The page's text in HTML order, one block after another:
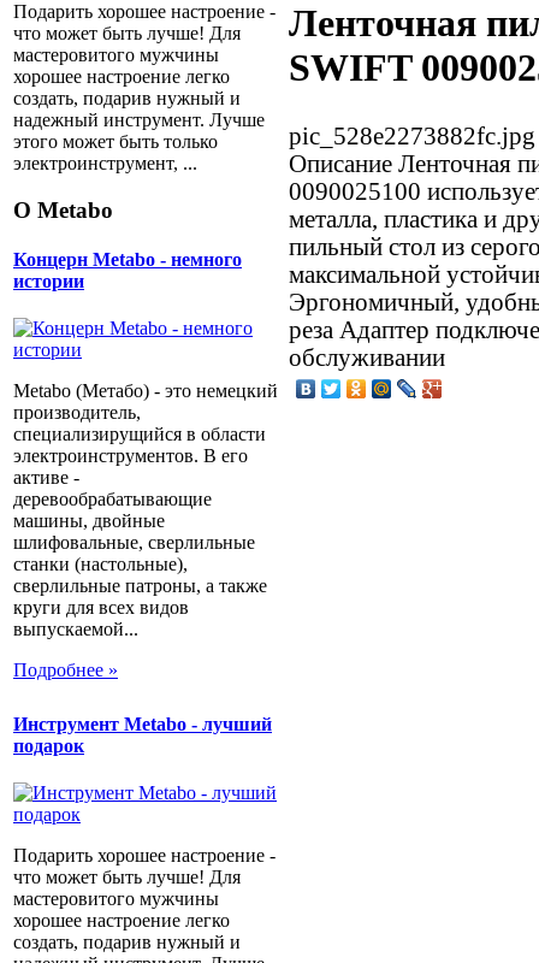
Подарить хорошее настроение -
что может быть лучше! Для
мастеровитого мужчины
хорошее настроение легко
создать, подарив нужный и
надежный инструмент. Лучше
этого может быть только
электроинструмент, ...
О Metabo
Концерн Metabo - немного
истории
Metabo (Метабо) - это немецкий
производитель,
специализирущийся в области
электроинструментов. В его
активе -
деревообрабатывающие
машины, двойные
шлифовальные, сверлильные
станки (настольные),
сверлильные патроны, а также
круги для всех видов
выпускаемой...
Подробнее »
Инструмент Metabo - лучший
подарок
Подарить хорошее настроение -
что может быть лучше! Для
мастеровитого мужчины
хорошее настроение легко
создать, подарив нужный и
Ленточная
SWIFT
pic_528e2273882fc.jpg
Описание Ленточная
0090025100
металла, пластика и
пильный стол из
максимальной
Эргономичный,
реза Адаптер
обслуживании